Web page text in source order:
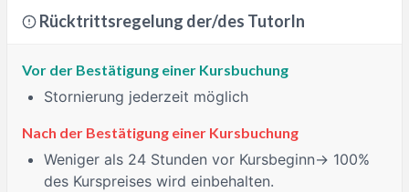
Rücktrittsregelung der/des TutorIn
Vor der Bestätigung einer Kursbuchung
Stornierung jederzeit möglich
Nach der Bestätigung einer Kursbuchung
Weniger als 24 Stunden vor Kursbeginn→ 100%
des Kurspreises wird einbehalten.